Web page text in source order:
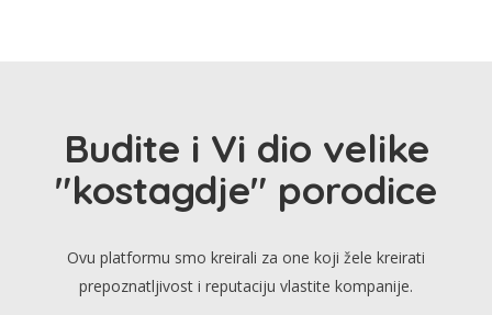
Budite i Vi dio velike
"kostagdje" porodice
Ovu platformu smo kreirali za one koji žele kreirati
prepoznatljivost i reputaciju vlastite kompanije.